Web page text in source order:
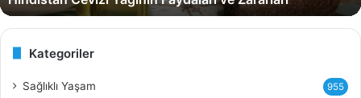
e
Kategoriler
Sağlıklı Yaşam 955